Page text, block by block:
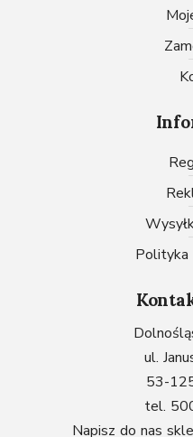
ul.
53-
tel.
Napisz do nas